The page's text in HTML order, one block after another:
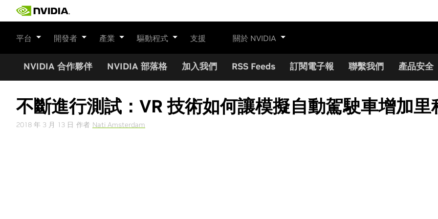
平台 開發者 產業 驅動程式 支援 關於 NVIDIA
NVIDIA 合作夥伴 NVIDIA 部落格 加入我們 RSS Feeds 訂閱電子報 聯繫我們 產品安全
不斷進行測試：VR 技術如何讓模擬自動駕駛車增加里
2018 年 3 月 13 日 作者 Nati Amsterdam